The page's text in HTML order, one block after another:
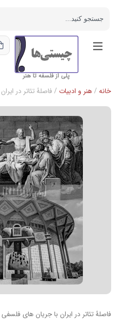
پلی از فلسفه تا هنر
خانه /هنر و ادبیات / فاصلۀ تئاتر در